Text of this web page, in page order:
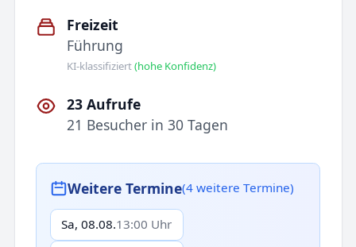
Freizeit
Führung
KI-klassifiziert(hohe Konfidenz)
23 Aufrufe
21 Besucher in 30 Tagen
Weitere Termine(4 weitere Termine)
Sa, 08.08.13:00 Uhr